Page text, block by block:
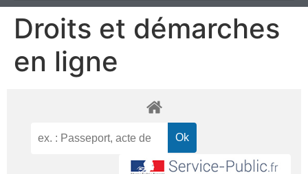
Droits et démarches
en ligne